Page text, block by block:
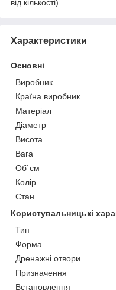
від кількості)
Характеристики
Основні
Виробник
Країна виробник
Матеріал
Діаметр
Висота
Вага
Об`єм
Колір
Стан
Користувальницькі
Тип
Форма
Дренажні отвори
Призначення
Встановлення